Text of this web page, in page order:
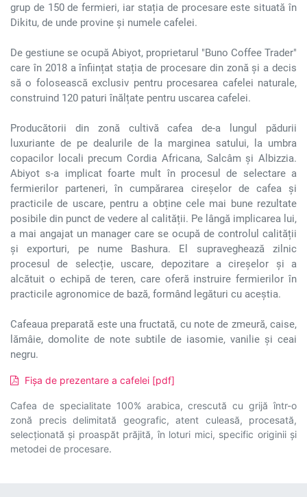
grup de 150 de fermieri, iar stația de procesare este situată în
Dikitu, de unde provine și numele cafelei.
De gestiune se ocupă Abiyot, proprietarul "Buno Coffee Trader"
care în 2018 a înființat stația de procesare din zonă și a decis
să o folosească exclusiv pentru procesarea cafelei naturale,
construind 120 paturi înălțate pentru uscarea cafelei.
Producătorii din zonă cultivă cafea de-a lungul pădurii
luxuriante de pe dealurile de la marginea satului, la umbra
copacilor locali precum Cordia Africana, Salcâm și Albizzia.
Abiyot s-a implicat foarte mult în procesul de selectare a
fermierilor parteneri, în cumpărarea cireșelor de cafea și
practicile de uscare, pentru a obține cele mai bune rezultate
posibile din punct de vedere al calității. Pe lângă implicarea lui,
a mai angajat un manager care se ocupă de controlul calității
și exporturi, pe nume Bashura. El supraveghează zilnic
procesul de selecție, uscare, depozitare a cireșelor și a
alcătuit o echipă de teren, care oferă instruire fermierilor în
practicile agronomice de bază, formând legături cu aceștia.
Cafeaua preparată este una fructată, cu note de zmeură, caise,
lămâie, domolite de note subtile de iasomie, vanilie și ceai
negru.
Fișa de prezentare a cafelei [pdf]
Cafea de specialitate 100% arabica, crescută cu grijă într-o
zonă precis delimitată geografic, atent culeasă, procesată,
selecționată și proaspăt prăjită, în loturi mici, specific originii și
metodei de procesare.